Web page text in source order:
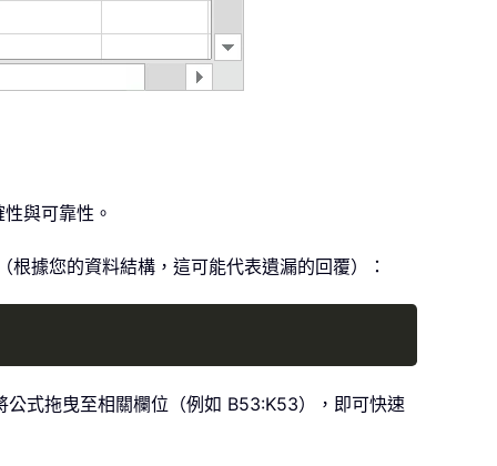
與可靠性。
據您的資料結構，這可能代表遺漏的回覆）：
式拖曳至相關欄位（例如 B53:K53），即可快速